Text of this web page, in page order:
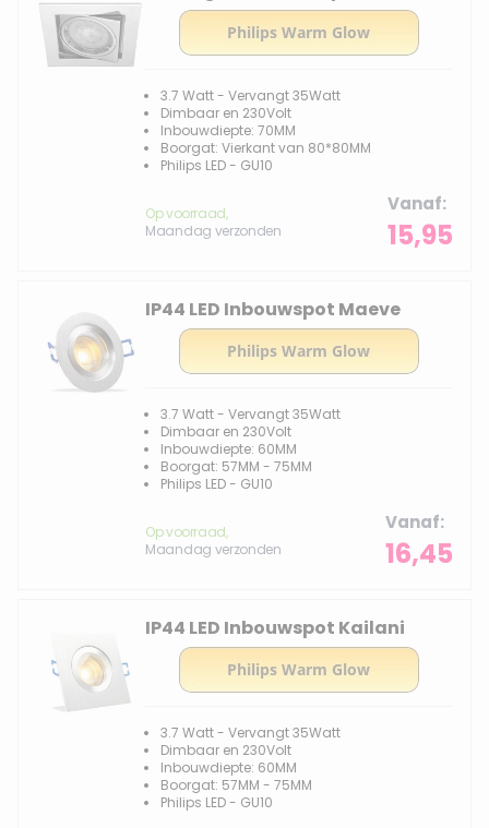
3.7 Watt - Vervangt 35Watt
Dimbaar en 230Volt
Inbouwdiepte: 70MM
Boorgat: Vierkant van 80*80MM
Philips LED - GU10
Op voorraad,
Maandag verzonden
Vanaf
15,95
IP44 LED Inbouwspot Maeve
3.7 Watt - Vervangt 35Watt
Dimbaar en 230Volt
Inbouwdiepte: 60MM
Boorgat: 57MM - 75MM
Philips LED - GU10
Op voorraad,
Maandag verzonden
Vanaf
16,45
IP44 LED Inbouwspot Kailani
3.7 Watt - Vervangt 35Watt
Dimbaar en 230Volt
Inbouwdiepte: 60MM
Boorgat: 57MM - 75MM
Philips LED - GU10